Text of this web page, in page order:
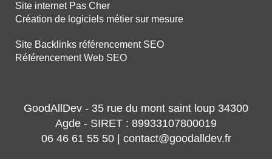
Site internet Pas Cher
Création de logiciels métier sur mesure
Site Backlinks référencement SEO
Référencement Web SEO
GoodAllDev - 35 rue du mont saint loup 34300
Agde - SIRET : 89933107800019
06 46 61 55 50 | contact@goodalldev.fr